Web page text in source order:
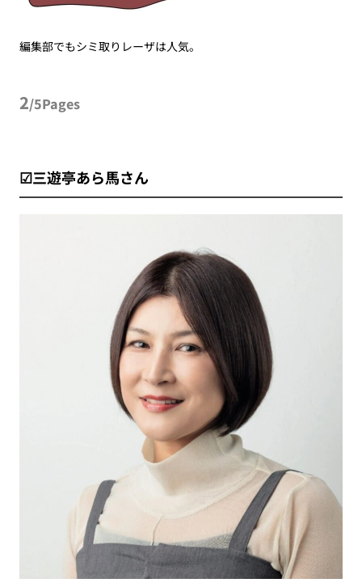
編集部でもシミ取りレーザは人気。
2/5Pages
☑三遊亭あら馬さん